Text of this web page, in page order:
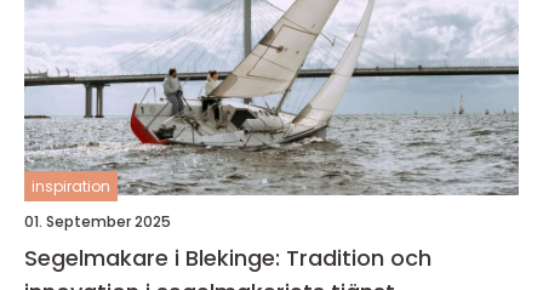
inspiration
01. September 2025
Segelmakare i Blekinge: Tradition och